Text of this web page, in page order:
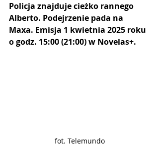
Policja znajduje cieżko rannego
Alberto. Podejrzenie pada na
Maxa. Emisja 1 kwietnia 2025 roku
o godz. 15:00 (21:00) w Novelas+.
fot. Telemundo